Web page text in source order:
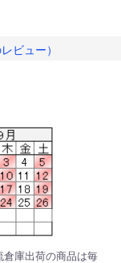
ビュー）
庫出荷の商品は毎